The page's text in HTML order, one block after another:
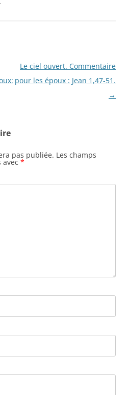
Le ciel ouvert. Commentaire
pour les époux : Jean 1,47-51.
→
pas publiée. Les champs
*